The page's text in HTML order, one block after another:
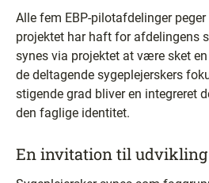
Alle fem EBP-pilotafdelinger
projektet har haft for afdelingens
synes via projektet at være sket
de deltagende sygeplejerskers
stigende grad bliver en integreret
den faglige identitet.
En invitation til udvikling